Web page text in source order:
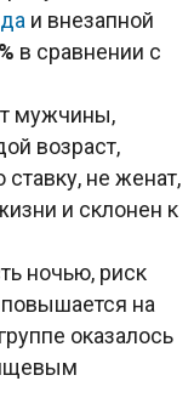
и внезапной
в сравнении с
мужчины,
возраст,
не женат,
и склонен к
ночью, риск
повышается на
оказалось